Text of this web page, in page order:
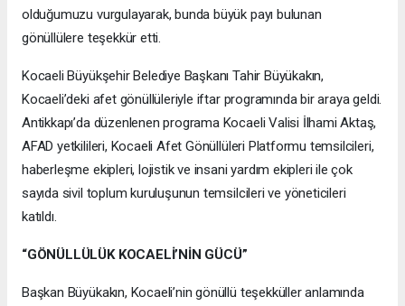
olduğumuzu vurgulayarak, bunda büyük payı bulunan
gönüllülere teşekkür etti.
Kocaeli Büyükşehir Belediye Başkanı Tahir Büyükakın,
Kocaeli’deki afet gönüllüleriyle iftar programında bir araya geldi.
Antikkapı’da düzenlenen programa Kocaeli Valisi İlhami Aktaş,
AFAD yetkilileri, Kocaeli Afet Gönüllüleri Platformu temsilcileri,
haberleşme ekipleri, lojistik ve insani yardım ekipleri ile çok
sayıda sivil toplum kuruluşunun temsilcileri ve yöneticileri
katıldı.
“GÖNÜLLÜLÜK KOCAELİ’NİN GÜCÜ”
Başkan Büyükakın, Kocaeli’nin gönüllü teşekküller anlamında